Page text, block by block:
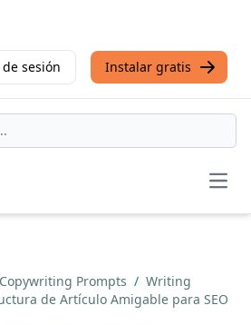
sesión Instalar gratis
Copywriting Prompts / Writing
de Artículo Amigable para SEO